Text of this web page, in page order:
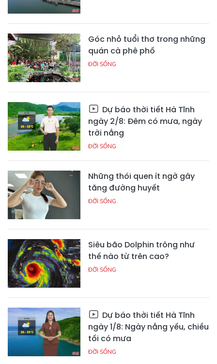
Góc nhỏ tuổi thơ trong những
quán cà phê phố
ĐỜI SỐNG
Dự báo thời tiết Hà Tĩnh
ngày 2/8: Đêm có mưa, ngày
trời nắng
ĐỜI SỐNG
Những thói quen ít ngờ gây
tăng đường huyết
ĐỜI SỐNG
Siêu bão Dolphin trông như
thế nào từ trên cao?
ĐỜI SỐNG
Dự báo thời tiết Hà Tĩnh
ngày 1/8: Ngày nắng yếu, chiều
tối có mưa
ĐỜI SỐNG